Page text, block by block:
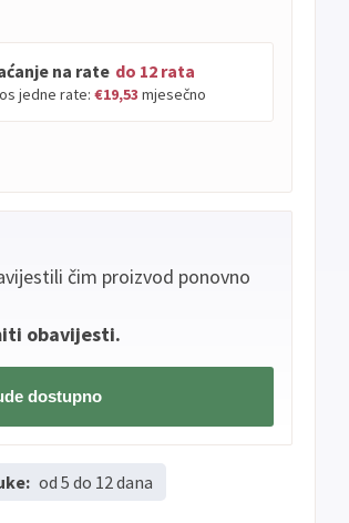
na rate do 12 rata
jedne rate: €19,53 mjesečno
do12rata
Maestro do12rata
Visa
Visa Jednokratno
Master
čim proizvod ponovno
obavijesti.
dostupno
od 5 do 12 dana